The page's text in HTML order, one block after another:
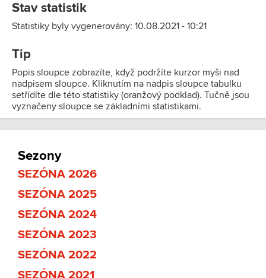
Stav statistik
Statistiky byly vygenerovány: 10.08.2021 - 10:21
Tip
Popis sloupce zobrazíte, když podržíte kurzor myši nad
nadpisem sloupce. Kliknutím na nadpis sloupce tabulku
setřídíte dle této statistiky (oranžový podklad). Tučně jsou
vyznačeny sloupce se základními statistikami.
Sezony
SEZÓNA 2026
SEZÓNA 2025
SEZÓNA 2024
SEZÓNA 2023
SEZÓNA 2022